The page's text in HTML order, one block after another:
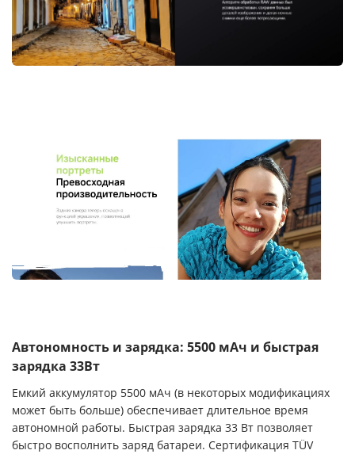
Автономность и зарядка: 5500 мАч и быстрая
зарядка 33Вт
Емкий аккумулятор 5500 мАч (в некоторых модификациях
может быть больше) обеспечивает длительное время
автономной работы. Быстрая зарядка 33 Вт позволяет
быстро восполнить заряд батареи. Сертификация TÜV